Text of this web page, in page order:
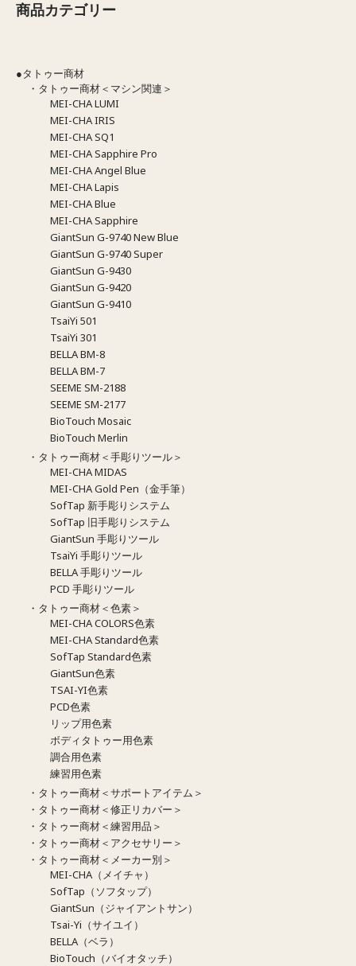
商品カテゴリー
●タトゥー商材
・タトゥー商材＜マシン関連＞
MEI-CHA LUMI
MEI-CHA IRIS
MEI-CHA SQ1
MEI-CHA Sapphire Pro
MEI-CHA Angel Blue
MEI-CHA Lapis
MEI-CHA Blue
MEI-CHA Sapphire
GiantSun G-9740 New Blue
GiantSun G-9740 Super
GiantSun G-9430
GiantSun G-9420
GiantSun G-9410
TsaiYi 501
TsaiYi 301
BELLA BM-8
BELLA BM-7
SEEME SM-2188
SEEME SM-2177
BioTouch Mosaic
BioTouch Merlin
・タトゥー商材＜手彫りツール＞
MEI-CHA MIDAS
MEI-CHA Gold Pen（金手筆）
SofTap 新手彫りシステム
SofTap 旧手彫りシステム
GiantSun 手彫りツール
TsaiYi 手彫りツール
BELLA 手彫りツール
PCD 手彫りツール
・タトゥー商材＜色素＞
MEI-CHA COLORS色素
MEI-CHA Standard色素
SofTap Standard色素
GiantSun色素
TSAI-YI色素
PCD色素
リップ用色素
ボディタトゥー用色素
調合用色素
練習用色素
・タトゥー商材＜サポートアイテム＞
・タトゥー商材＜修正リカバー＞
・タトゥー商材＜練習用品＞
・タトゥー商材＜アクセサリー＞
・タトゥー商材＜メーカー別＞
MEI-CHA（メイチャ）
SofTap（ソフタップ）
GiantSun（ジャイアントサン）
Tsai-Yi（サイユイ）
BELLA（ベラ）
BioTouch（バイオタッチ）